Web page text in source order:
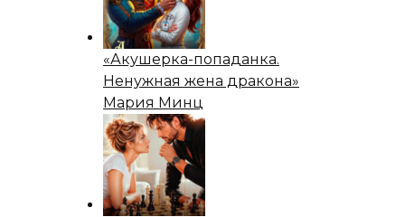
«Акушерка-попаданка.
Ненужная жена дракона»
Мария Минц